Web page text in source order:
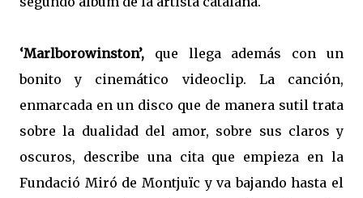
‘Marlborowinston’, que llega además con un
bonito y cinemático videoclip. La canción,
enmarcada en un disco que de manera sutil trata
sobre la dualidad del amor, sobre sus claros y
oscuros, describe una cita que empieza en la
Fundació Miró de Montjuïc y va bajando hasta el